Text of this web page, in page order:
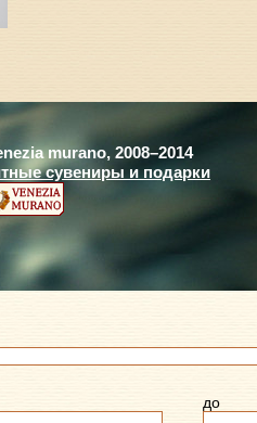
murano, 2008–2014
сувениры и подарки
до